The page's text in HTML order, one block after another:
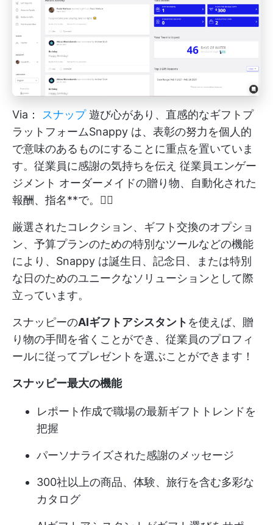
Via： スナップ遊び心があり、直感的なギフトプ
ラットフォームSnappy は、表彰の努力を個人的
で意味のあるものにすることに重点を置いていま
す。従業員に感謝の気持ちを伝え 従業員エンゲー
ジメント オーダーメイドの贈り物、自動化された
報酬、指名**で。❤️‍🔥
厳選されたコレクション、ギフト交換のオプショ
ン、予算プランのための特別なツールなどの機能
により、Snappy は誕生日、記念日、または特別
な日のためのユニークなソリューションとして際
立っています。
スナッピーのAIギフトアシスタント を使えば、贈
り物の手間を省くことができ、従業員のプロフィ
ールに従ってプレゼントを選ぶことができます！
スナッピー最大の機能
レポート作成で職場の最新ギフトトレンドを
把握
パーソナライズされた感謝のメッセージ
300社以上の商品、体験、旅行を含む多彩な
カタログ